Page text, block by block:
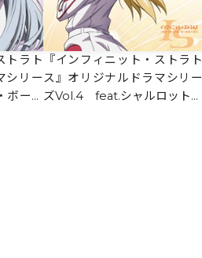
トラト
シリー
ーデ
『インフィニット・ストラト
ス』オリジナルドラマシリー
ズVol.4 feat.シャルロット・